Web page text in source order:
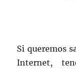
Si queremos
Internet,